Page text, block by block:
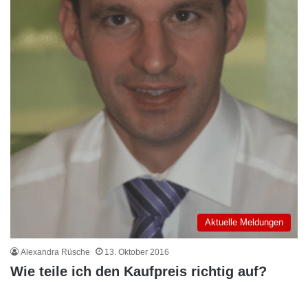
Aktuelle Meldungen
Alexandra Rüsche 13. Oktober 2016
Wie teile ich den Kaufpreis richtig auf?